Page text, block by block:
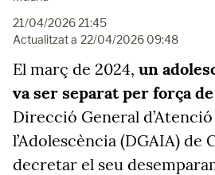
21/04/2026 21:45
Actualitzat a 22/04/2026 09:48
El març de 2024, un
va ser separat per força
Direcció General
l’Adolescència (DGAIA) de
decretar el seu